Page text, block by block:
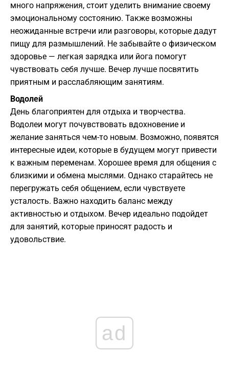
много напряжения, стоит уделить внимание своему
эмоциональному состоянию. Также возможны
неожиданные встречи или разговоры, которые дадут
пищу для размышлений. Не забывайте о физическом
здоровье — легкая зарядка или йога помогут
чувствовать себя лучше. Вечер лучше посвятить
приятным и расслабляющим занятиям.
Водолей
День благоприятен для отдыха и творчества.
Водолеи могут почувствовать вдохновение и
желание заняться чем-то новым. Возможно, появятся
интересные идеи, которые в будущем могут привести
к важным переменам. Хорошее время для общения с
близкими и обмена мыслями. Однако старайтесь не
перегружать себя общением, если чувствуете
усталость. Важно находить баланс между
активностью и отдыхом. Вечер идеально подойдет
для занятий, которые приносят радость и
удовольствие.
ad